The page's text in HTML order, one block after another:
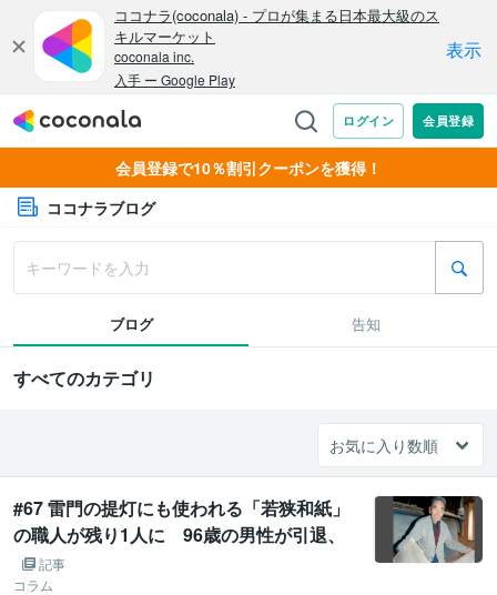
会員登録で10％割引クーポンを獲得！
ココナラブログ
ブログ 告知
すべてのカテゴリ
#67 雷門の提灯にも使われる「若狭和紙」
の職人が残り1人に 96歳の男性が引退、
寂しさにじませ伝統託す
記事
コラム